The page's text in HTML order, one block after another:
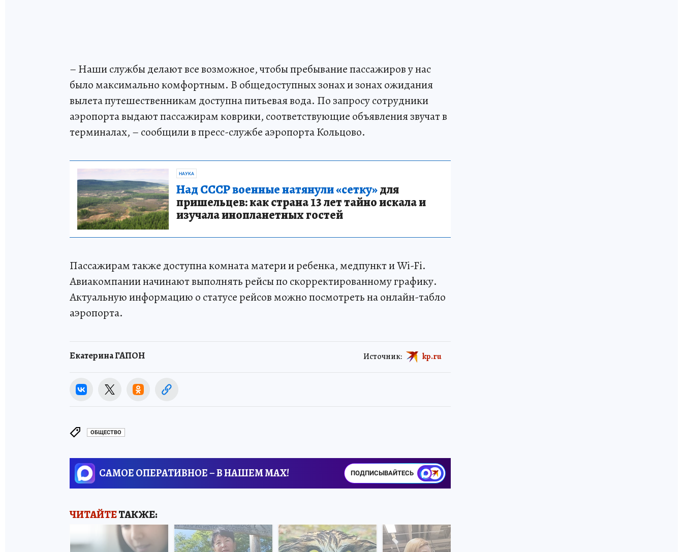
– Наши службы делают все возможное, чтобы пребывание пассажиров у нас
было максимально комфортным. В общедоступных зонах и зонах ожидания
вылета путешественникам доступна питьевая вода. По запросу сотрудники
аэропорта выдают пассажирам коврики, соответствующие объявления звучат в
терминалах, – сообщили в пресс-службе аэропорта Кольцово.
НАУКА
Над СССР военные натянули «сетку»для
пришельцев: как страна 13 лет тайно искала и
изучала инопланетных гостей
Пассажирам также доступна комната матери и ребенка, медпункт и Wi-Fi.
Авиакомпании начинают выполнять рейсы по скорректированному графику.
Актуальную информацию о статусе рейсов можно посмотреть на онлайн-табло
аэропорта.
Екатерина ГАПОН Источник: kp.ru
ОБЩЕСТВО
САМОЕ ОПЕРАТИВНОЕ – В НАШЕМ MAX! ПОДПИСЫВАЙТЕСЬ
ЧИТАЙТЕТАКЖЕ: